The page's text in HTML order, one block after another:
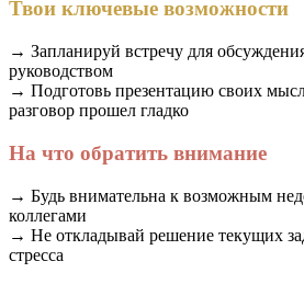
Твои ключевые возможности
→ Запланируй встречу для
руководством
→ Подготовь презентацию своих
разговор прошел гладко
На что обратить внимание
→ Будь внимательна к возможным
коллегами
→ Не откладывай решение текущих
стресса